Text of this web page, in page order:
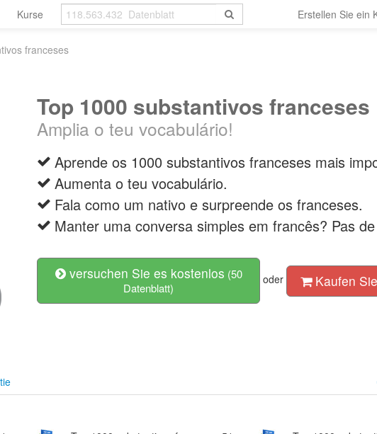
Kurse Erstellen Sie ein
franceses
Top 1000 substantivos franceses
Amplia o teu vocabulário!
Aprende os 1000 substantivos franceses mais
Aumenta o teu vocabulário.
Fala como um nativo e surpreende os franceses.
Manter uma conversa simples em francês? Pas
versuchen Sie es kostenlos (50
Datenblatt)
oder Kaufen